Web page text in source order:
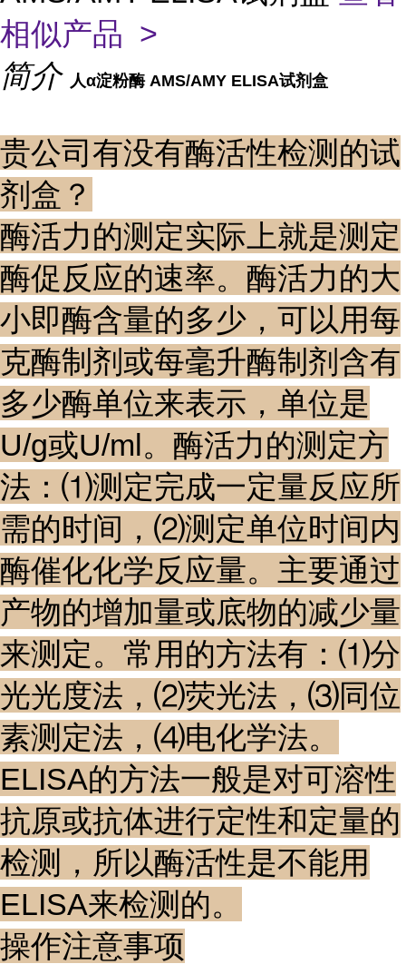
相似产品 >
简介 人α淀粉酶 AMS/AMY ELISA试剂盒
贵公司有没有酶活性检测的试
剂盒？
酶活力的测定实际上就是测定
酶促反应的速率。酶活力的大
小即酶含量的多少，可以用每
克酶制剂或每毫升酶制剂含有
多少酶单位来表示，单位是
U/g或U/ml。酶活力的测定方
法：⑴测定完成一定量反应所
需的时间，⑵测定单位时间内
酶催化化学反应量。主要通过
产物的增加量或底物的减少量
来测定。常用的方法有：⑴分
光光度法，⑵荧光法，⑶同位
素测定法，⑷电化学法。
ELISA的方法一般是对可溶性
抗原或抗体进行定性和定量的
检测，所以酶活性是不能用
ELISA来检测的。
操作注意事项